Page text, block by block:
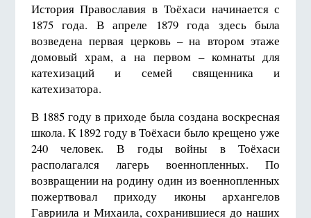
История Православия в Тоёхаси начинается с
1875 года. В апреле 1879 года здесь была
возведена первая церковь – на втором этаже
домовый храм, а на первом – комнаты для
катехизаций и семей священника и
катехизатора.
В 1885 году в приходе была создана воскресная
школа. К 1892 году в Тоёхаси было крещено уже
240 человек. В годы войны в Тоёхаси
располагался лагерь военнопленных. По
возвращении на родину один из военнопленных
пожертвовал приходу иконы архангелов
Гавриила и Михаила, сохранившиеся до наших